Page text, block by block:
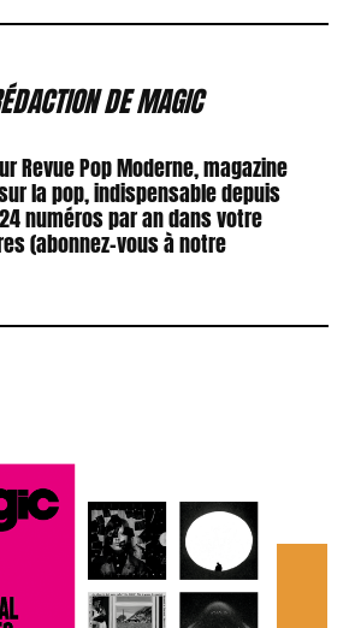
DE MAGIC
Revue Pop Moderne, magazine
la pop, indispensable depuis
numéros par an dans votre
(abonnez-vous à notre